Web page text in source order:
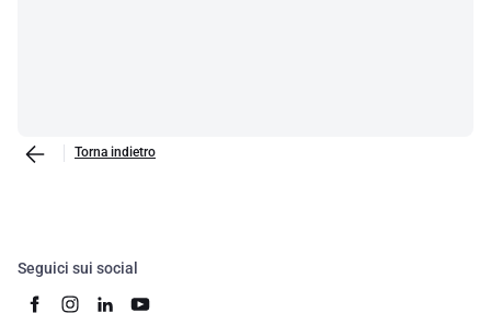
Torna indietro
Seguici sui social